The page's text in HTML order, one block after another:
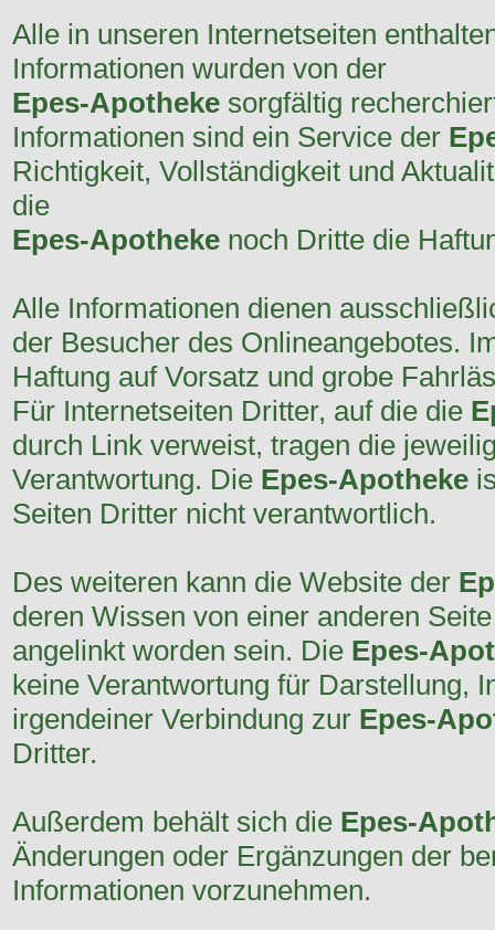
Alle in unseren Internetseiten
Informationen wurden von der
Epes-Apotheke sorgfältig
Informationen sind ein Service der
Richtigkeit, Vollständigkeit und
die
Epes-Apotheke noch Dritte die
Alle Informationen dienen
der Besucher des Onlineangebotes.
Haftung auf Vorsatz und grobe
Für Internetseiten Dritter, auf die die
durch Link verweist, tragen die
Verantwortung. Die Epes-Apotheke
Seiten Dritter nicht verantwortlich.
Des weiteren kann die Website der
deren Wissen von einer anderen
angelinkt worden sein. Die Epes-
keine Verantwortung für Darstellung,
irgendeiner Verbindung zur Epes-
Dritter.
Außerdem behält sich die Epes-
Änderungen oder Ergänzungen der
Informationen vorzunehmen.